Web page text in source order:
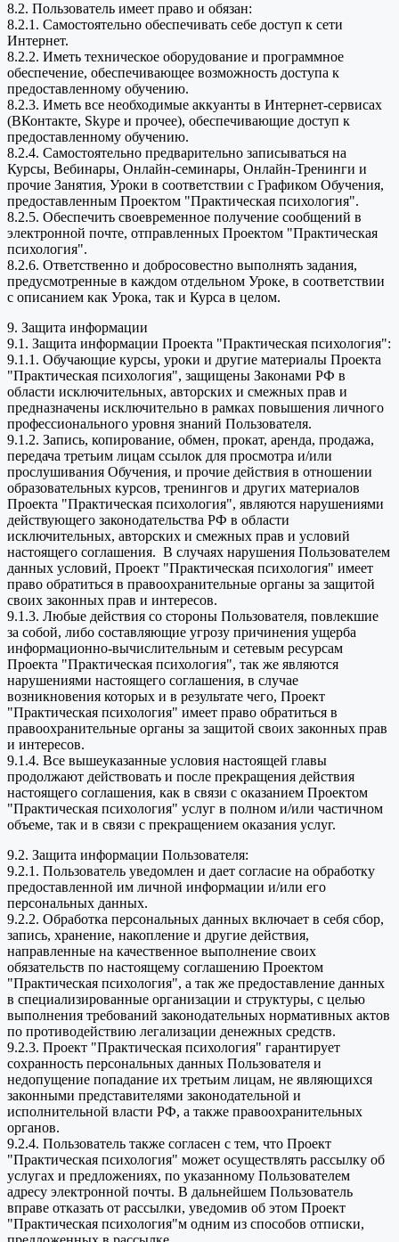
8.2. Пользователь имеет право и обязан:
8.2.1. Самостоятельно обеспечивать себе доступ к сети
Интернет.
8.2.2. Иметь техническое оборудование и программное
обеспечение, обеспечивающее возможность доступа к
предоставленному обучению.
8.2.3. Иметь все необходимые аккуанты в Интернет-сервисах
(ВКонтакте, Skype и прочее), обеспечивающие доступ к
предоставленному обучению.
8.2.4. Самостоятельно предварительно записываться на
Курсы, Вебинары, Онлайн-семинары, Онлайн-Тренинги и
прочие Занятия, Уроки в соответствии с Графиком Обучения,
предоставленным Проектом "Практическая психология".
8.2.5. Обеспечить своевременное получение сообщений в
электронной почте, отправленных Проектом "Практическая
психология".
8.2.6. Ответственно и добросовестно выполнять задания,
предусмотренные в каждом отдельном Уроке, в соответствии
с описанием как Урока, так и Курса в целом.
9. Защита информации
9.1. Защита информации Проекта "Практическая психология":
9.1.1. Обучающие курсы, уроки и другие материалы Проекта
"Практическая психология", защищены Законами РФ в
области исключительных, авторских и смежных прав и
предназначены исключительно в рамках повышения личного
профессионального уровня знаний Пользователя.
9.1.2. Запись, копирование, обмен, прокат, аренда, продажа,
передача третьим лицам ссылок для просмотра и/или
прослушивания Обучения, и прочие действия в отношении
образовательных курсов, тренингов и других материалов
Проекта "Практическая психология", являются нарушениями
действующего законодательства РФ в области
исключительных, авторских и смежных прав и условий
настоящего соглашения. В случаях нарушения Пользователем
данных условий, Проект "Практическая психология" имеет
право обратиться в правоохранительные органы за защитой
своих законных прав и интересов.
9.1.3. Любые действия со стороны Пользователя, повлекшие
за собой, либо составляющие угрозу причинения ущерба
информационно-вычислительным и сетевым ресурсам
Проекта "Практическая психология", так же являются
нарушениями настоящего соглашения, в случае
возникновения которых и в результате чего, Проект
"Практическая психология" имеет право обратиться в
правоохранительные органы за защитой своих законных прав
и интересов.
9.1.4. Все вышеуказанные условия настоящей главы
продолжают действовать и после прекращения действия
настоящего соглашения, как в связи с оказанием Проектом
"Практическая психология" услуг в полном и/или частичном
объеме, так и в связи с прекращением оказания услуг.
9.2. Защита информации Пользователя:
9.2.1. Пользователь уведомлен и дает согласие на обработку
предоставленной им личной информации и/или его
персональных данных.
9.2.2. Обработка персональных данных включает в себя сбор,
запись, хранение, накопление и другие действия,
направленные на качественное выполнение своих
обязательств по настоящему соглашению Проектом
"Практическая психология", а так же предоставление данных
в специализированные организации и структуры, с целью
выполнения требований законодательных нормативных актов
по противодействию легализации денежных средств.
9.2.3. Проект "Практическая психология" гарантирует
сохранность персональных данных Пользователя и
недопущение попадание их третьим лицам, не являющихся
законными представителями законодательной и
исполнительной власти РФ, а также правоохранительных
органов.
9.2.4. Пользователь также согласен с тем, что Проект
"Практическая психология" может осуществлять рассылку об
услугах и предложениях, по указанному Пользователем
адресу электронной почты. В дальнейшем Пользователь
вправе отказать от рассылки, уведомив об этом Проект
"Практическая психология"м одним из способов отписки,